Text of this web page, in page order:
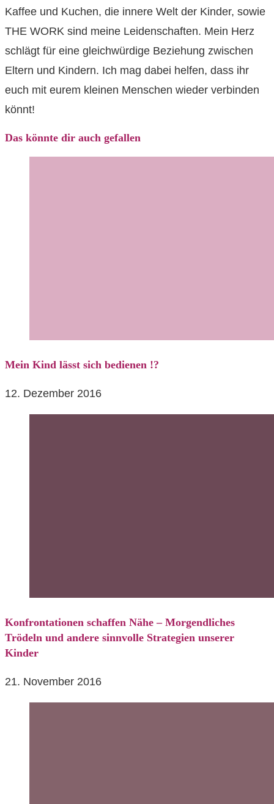
Kaffee und Kuchen, die innere Welt der Kinder, sowie
THE WORK sind meine Leidenschaften. Mein Herz
schlägt für eine gleichwürdige Beziehung zwischen
Eltern und Kindern. Ich mag dabei helfen, dass ihr
euch mit eurem kleinen Menschen wieder verbinden
könnt!
Das könnte dir auch gefallen
Mein Kind lässt sich bedienen !?
12. Dezember 2016
Konfrontationen schaffen Nähe – Morgendliches
Trödeln und andere sinnvolle Strategien unserer
Kinder
21. November 2016